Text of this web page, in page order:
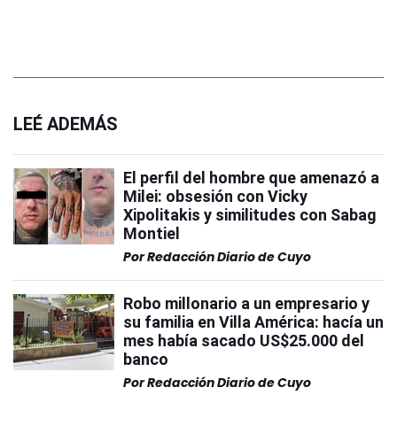
LEÉ ADEMÁS
El perfil del hombre que amenazó a
Milei: obsesión con Vicky
Xipolitakis y similitudes con Sabag
Montiel
PorRedacción Diario de Cuyo
Robo millonario a un empresario y
su familia en Villa América: hacía un
mes había sacado US$25.000 del
banco
PorRedacción Diario de Cuyo